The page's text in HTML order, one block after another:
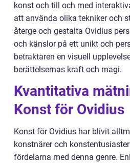
konst och till och med
att använda olika tekniker och
återge och gestalta Ovidius
och känslor på ett unikt och
betraktaren en visuell
berättelsernas kraft och magi.
Kvantitativa
Konst för Ovidius
Konst för Ovidius har blivit
konstnärer och
fördelarna med denna genre.